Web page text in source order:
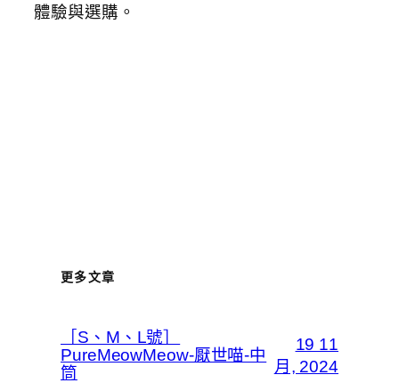
體驗與選購。
更多文章
［S、M、L號］
PureMeowMeow-厭世喵-中
筒
19 11
月, 2024